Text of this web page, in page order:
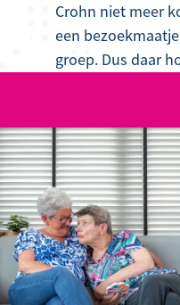
Crohn niet meer
een
groep. Dus daar